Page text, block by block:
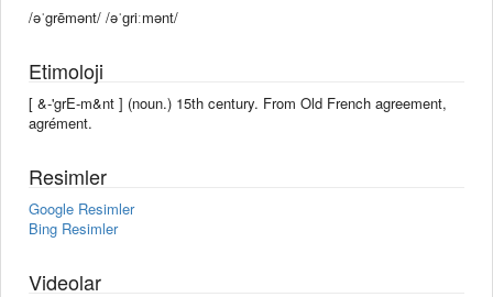
/əˈgrēmənt/ /əˈɡriːmənt/
Etimoloji
[ &-'grE-m&nt ] (noun.) 15th century. From Old French agreement,
agrément.
Resimler
Google Resimler
Bing Resimler
Videolar